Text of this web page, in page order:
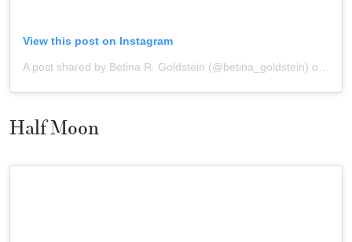
View this post on Instagram
A post shared by Betina R. Goldstein (@betina_goldstein) onOct 2, 2020 at 1:39pm PDT
Half Moon